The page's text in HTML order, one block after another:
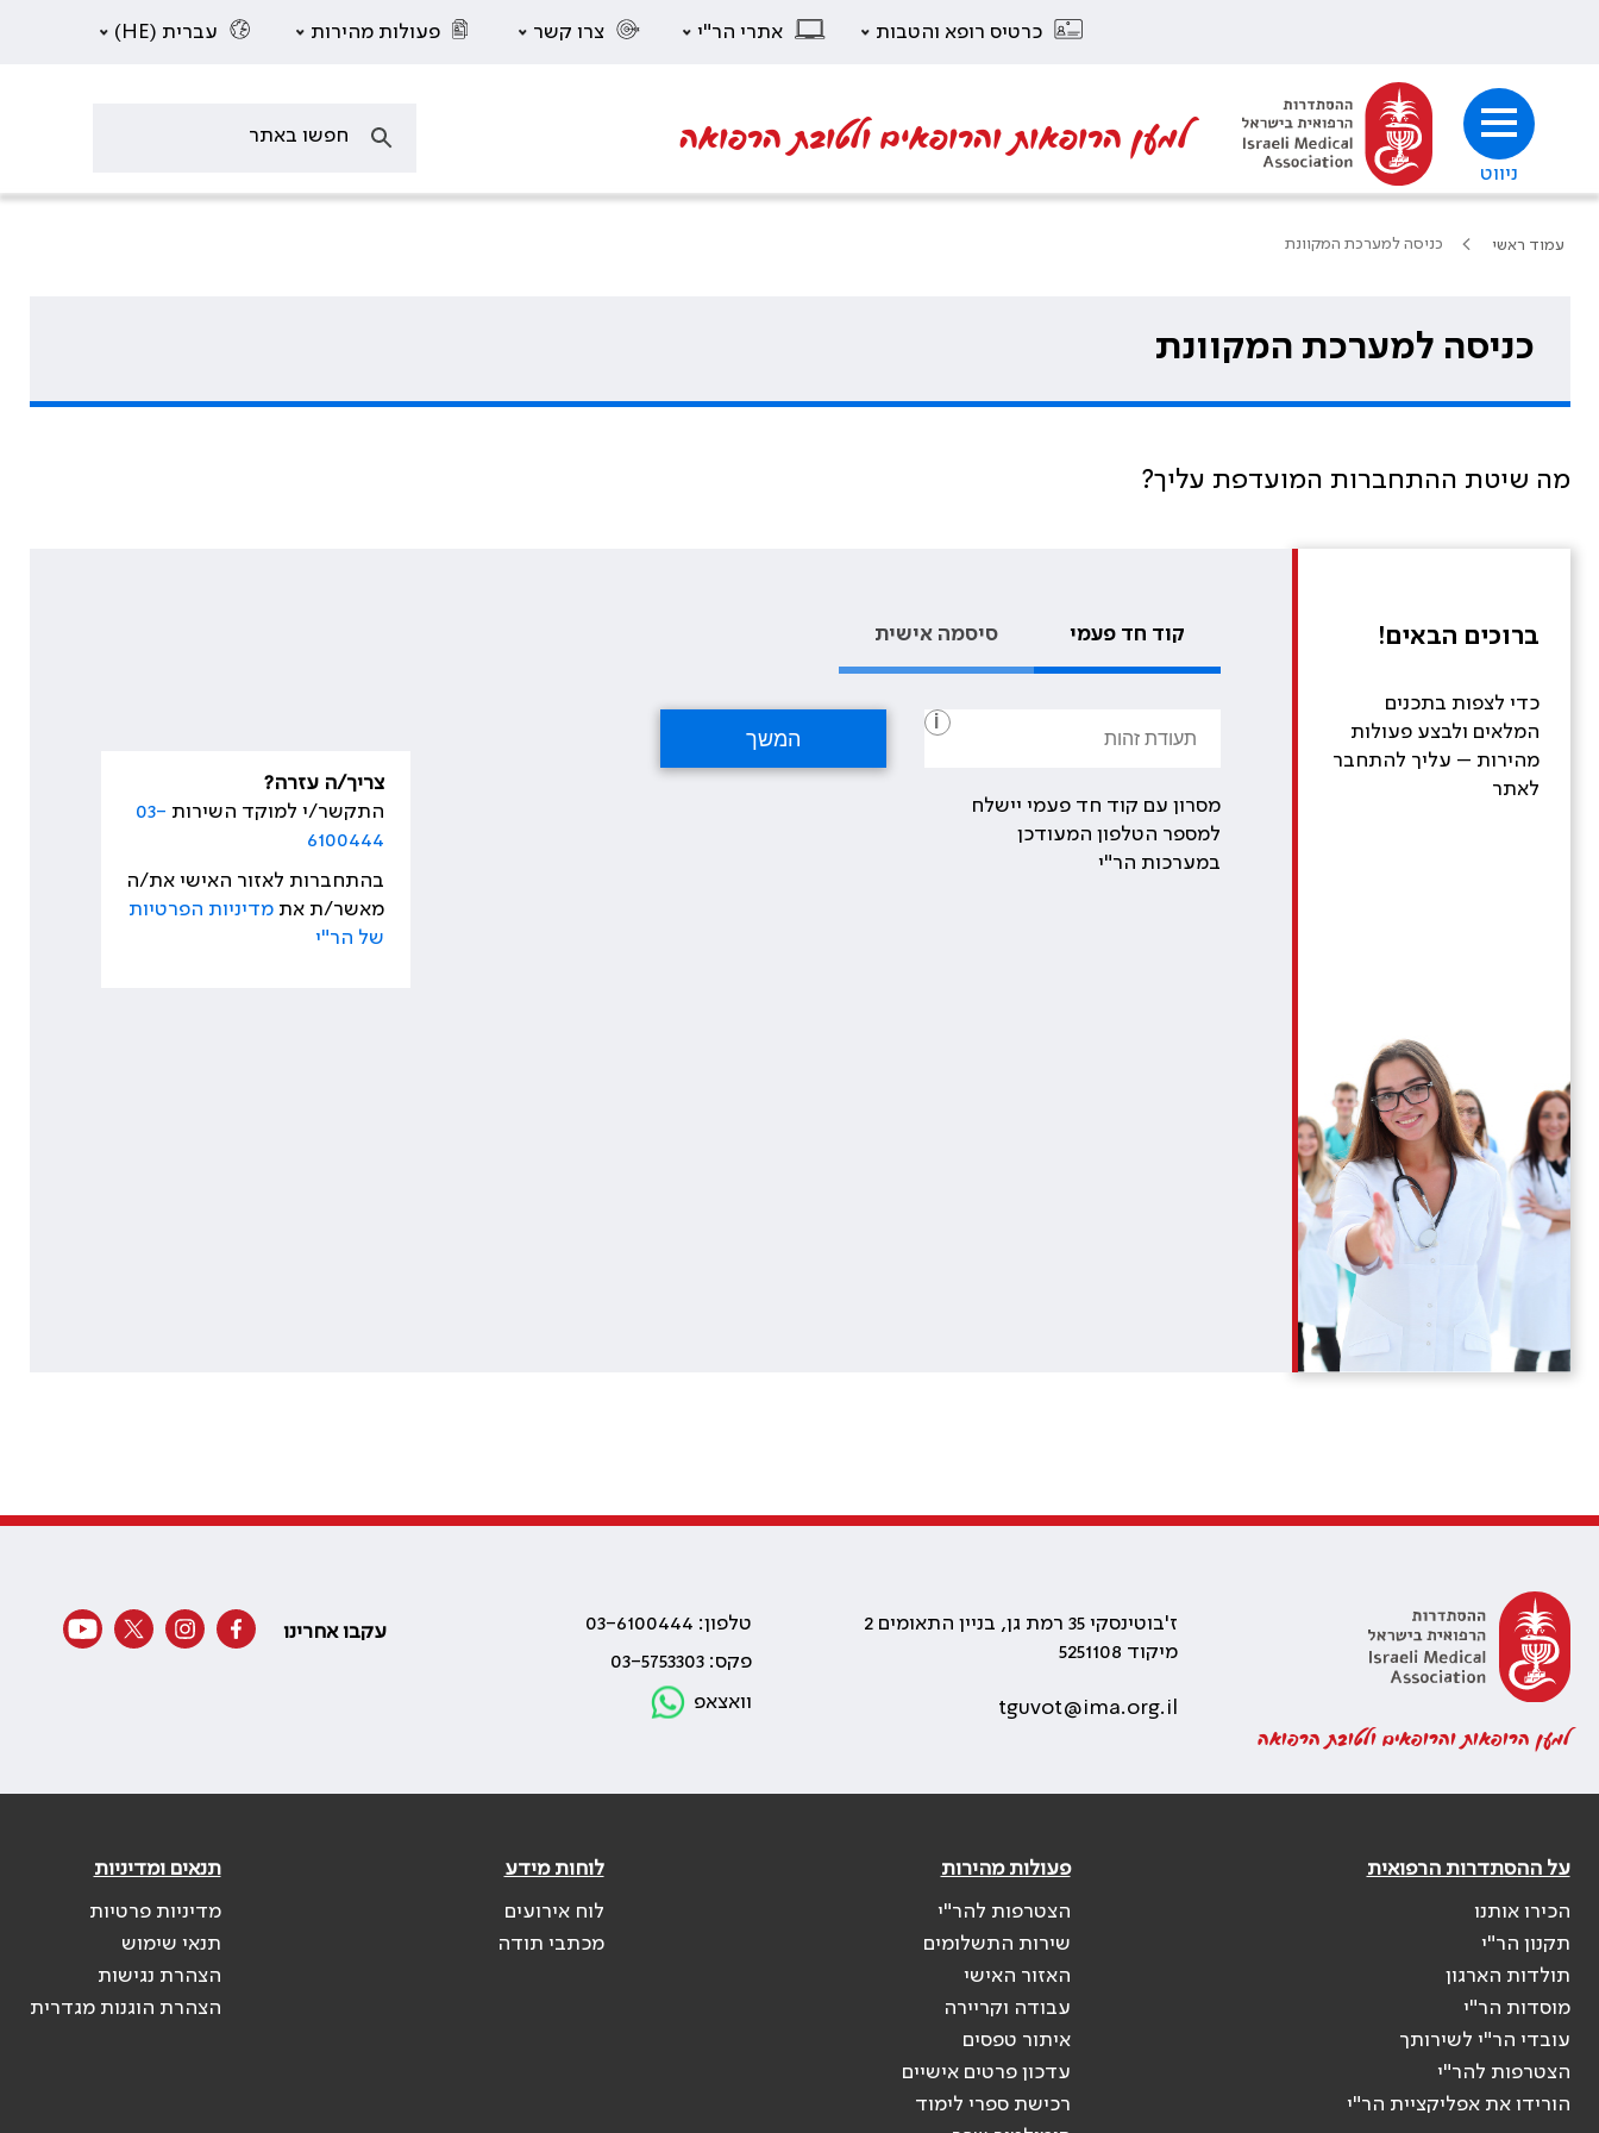
כרטיס רופא והטבות אתרי הר"י צרו קשר פעולות מהירות עברית (HE)
ניווט
למען הרופאות והרופאים ולטובת הרפואה
עמוד ראשי כניסה למערכת המקוונת
כניסה למערכת המקוונת
מה שיטת ההתחברות המועדפת עליך?
ברוכים הבאים!
כדי לצפות בתכנים
המלאים ולבצע פעולות
מהירות – עליך להתחבר
לאתר
קוד חד פעמי סיסמה אישית
i
מסרון עם קוד חד פעמי יישלח
למספר הטלפון המעודכן
במערכות הר"י
צריך/ה עזרה?
התקשר/י למוקד השירות 03-
6100444
בהתחברות לאזור האישי את/ה
מאשר/ת אתמדיניות הפרטיות
של הר"י
למען הרופאות והרופאים ולטובת הרפואה
ז'בוטינסקי 35 רמת גן, בניין התאומים 2
מיקוד 5251108
tguvot@ima.org.il
טלפון: 03-6100444
פקס: 03-5753303
וואצאפ
עקבו אחרינו
על ההסתדרות הרפואית
הכירו אותנו
תקנון הר"י
תולדות הארגון
מוסדות הר"י
עובדי הר"י לשירותך
הצטרפות להר"י
הורידו את אפליקציית הר"י
פעולות מהירות
הצטרפות להר"י
שירות התשלומים
האזור האישי
עבודה וקריירה
איתור טפסים
עדכון פרטים אישיים
רכישת ספרי לימוד
לוחות מידע
לוח אירועים
מכתבי תודה
תנאים ומדיניות
מדיניות פרטיות
תנאי שימוש
הצהרת נגישות
הצהרת הוגנות מגדרית